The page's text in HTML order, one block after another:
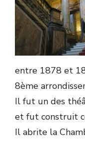
entre 1878 et
8ème
Il fut un des
et fut construit
Il abrite la